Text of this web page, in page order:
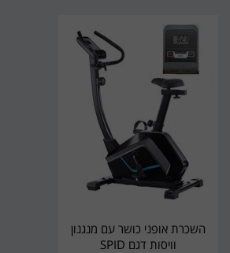
השכרת אופני כושר עם מנגנון
וויסות דגם SPID